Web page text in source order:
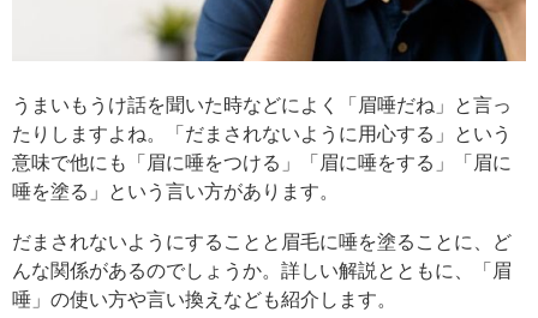
うまいもうけ話を聞いた時などによく「眉唾だね」と言っ
たりしますよね。「だまされないように用心する」という
意味で他にも「眉に唾をつける」「眉に唾をする」「眉に
唾を塗る」という言い方があります。
だまされないようにすることと眉毛に唾を塗ることに、ど
んな関係があるのでしょうか。詳しい解説とともに、「眉
唾」の使い方や言い換えなども紹介します。